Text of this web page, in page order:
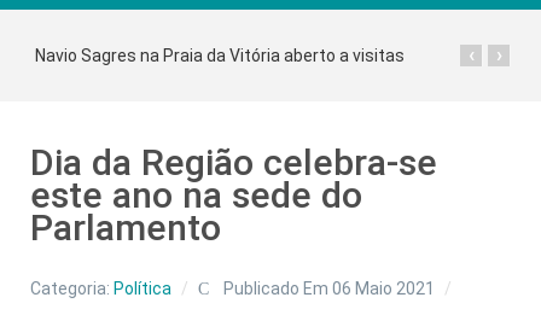
Navio Sagres na Praia da Vitória aberto a visitas ›
‹
Dia da Região celebra-se
este ano na sede do
Parlamento
Categoria: Política
Publicado Em 06 Maio 2021